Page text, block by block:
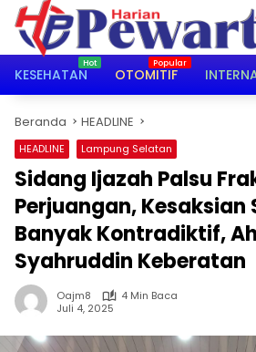
Langsung
konten
KESEHATAN
OTOMITIF
Beranda HEADLINE
HEADLINE Lampung Selatan
Sidang Ijazah Palsu
Perjuangan, Kesaksian
Banyak Kontradiktif,
Syahruddin Keberatan
Oajm8
4 Min Baca
Juli 4, 2025